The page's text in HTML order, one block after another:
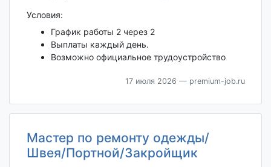
Условия:
График работы 2 через 2
Выплаты каждый день.
Возможно официальное трудоустройство
17 июля 2026 — premium-job.ru
Мастер по ремонту одежды/
Швея/Портной/Закройщик